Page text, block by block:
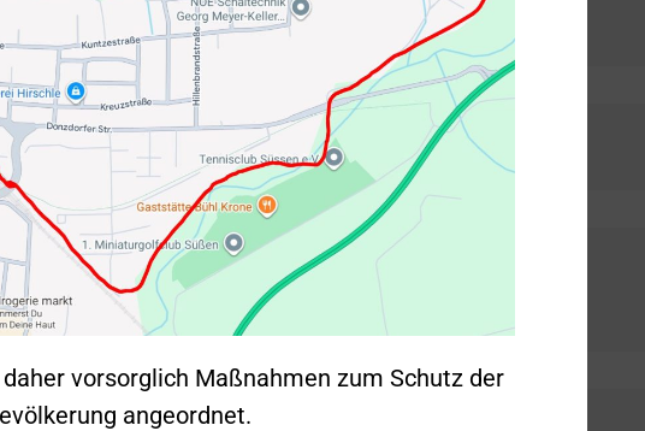
vorsorglich Maßnahmen zum Schutz der
angeordnet.